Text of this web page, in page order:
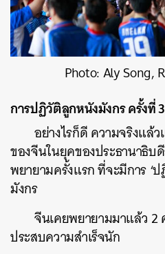
Photo: Aly Song,
การปฏิวัติลูกหนังมังกร ครั้งที่ 3
อย่างไรก็ดี ความจริงแ
ของจีนในยุคของประธานาธิบ
พยายามครั้งแรก ที่จะมีการ ‘
มังกร
จีนเคยพยายามมาแล้ว 2
ประสบความสำเร็จนัก